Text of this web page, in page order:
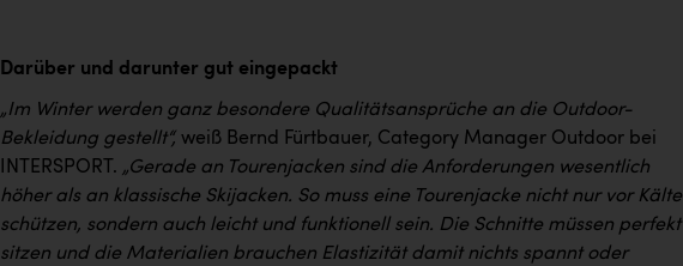
Darüber und darunter gut eingepackt
„Im Winter werden ganz besondere Qualitätsansprüche an die Outdoor-
Bekleidung gestellt“, weiß Bernd Fürtbauer, Category Manager Outdoor bei
INTERSPORT. „Gerade an Tourenjacken sind die Anforderungen wesentlich
höher als an klassische Skijacken. So muss eine Tourenjacke nicht nur vor Kälte
schützen, sondern auch leicht und funktionell sein. Die Schnitte müssen perfekt
sitzen und die Materialien brauchen Elastizität damit nichts spannt oder